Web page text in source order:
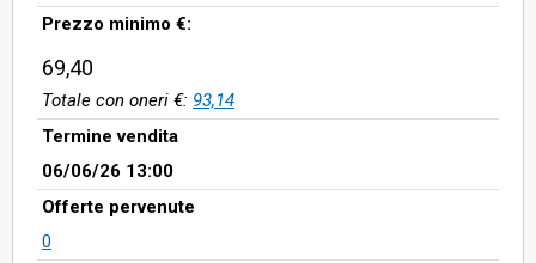
Prezzo minimo €:
69,40
Totale con oneri €: 93,14
Termine vendita
06/06/26 13:00
Offerte pervenute
0